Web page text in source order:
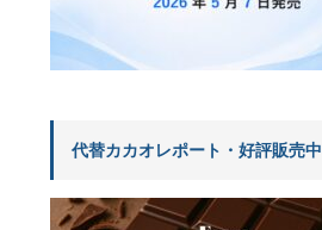
代替カカオレポート・好評販売中